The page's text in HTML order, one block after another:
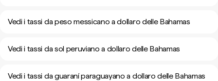
Vedi i tassi da peso messicano a dollaro delle Bahamas
Vedi i tassi da sol peruviano a dollaro delle Bahamas
Vedi i tassi da guaraní paraguayano a dollaro delle Bahamas